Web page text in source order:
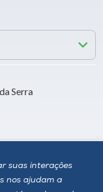
suas interações
nos ajudam a
Serra